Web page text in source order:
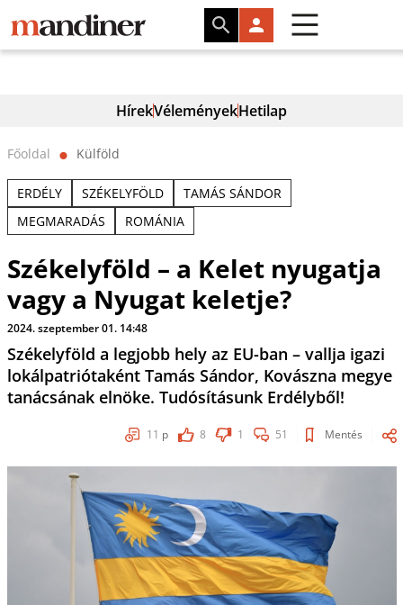
HírekVéleményekHetilap
Főoldal ⬤ Külföld
ERDÉLY SZÉKELYFÖLD
TAMÁS SÁNDOR
MEGMARADÁS
ROMÁNIA
Székelyföld – a Kelet nyugatja
vagy a Nyugat keletje?
2024. szeptember 01. 14:48
Székelyföld a legjobb hely az EU-ban – vallja igazi
lokálpatriótaként Tamás Sándor, Kovászna megye
tanácsának elnöke. Tudósításunk Erdélyből!
11 p 8 1 51 Mentés